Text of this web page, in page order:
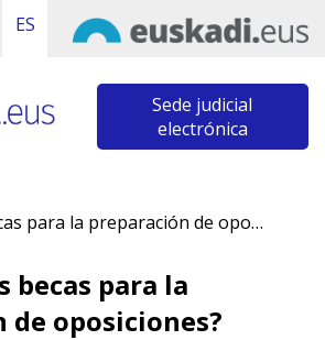
ES
Sede judicial
electrónica
la preparación de oposiciones?
becas para la
de oposiciones?